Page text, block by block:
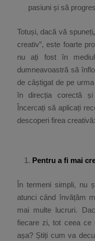
pasiuni și să
Totuși, dacă vă
creativ”, este foarte
nu ați fost în
dumneavoastră să
de câștigat de pe
în direcția corectă
Încercați să aplicați
descoperi firea creativă:
Pentru a fi mai
În termeni simpli, nu
atunci când învățăm
mai multe lucruri.
fiecare zi, tot ceea ce
așa? Știți cum va